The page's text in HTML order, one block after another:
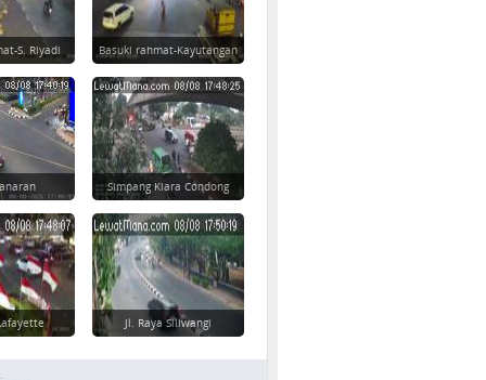
S. Riyadi Basuki rahmat-Kayutangan
Simpang Kiara Condong
Jl. Raya Siliwangi